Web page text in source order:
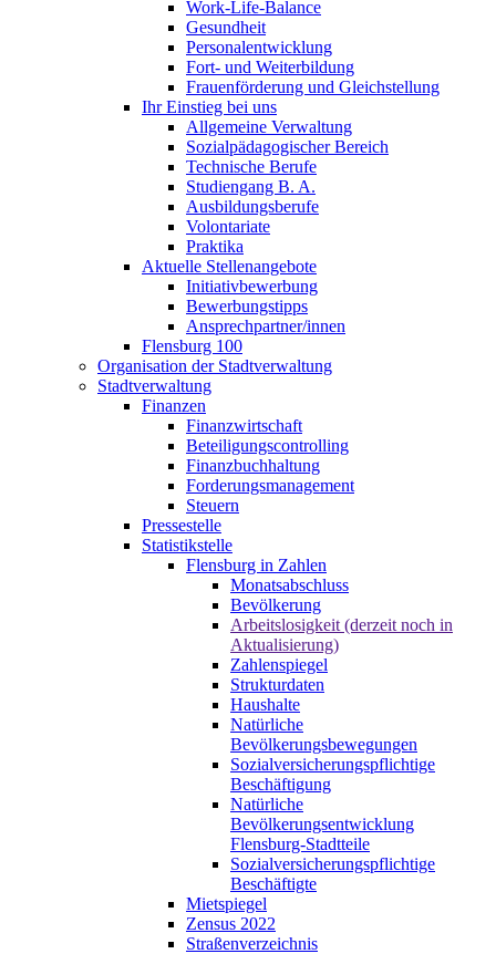
Work-Life-Balance
Gesundheit
Personalentwicklung
Fort- und Weiterbildung
Frauenförderung und Gleichstellung
Ihr Einstieg bei uns
Allgemeine Verwaltung
Sozialpädagogischer Bereich
Technische Berufe
Studiengang B. A.
Ausbildungsberufe
Volontariate
Praktika
Aktuelle Stellenangebote
Initiativbewerbung
Bewerbungstipps
Ansprechpartner/innen
Flensburg 100
Organisation der Stadtverwaltung
Stadtverwaltung
Finanzen
Finanzwirtschaft
Beteiligungscontrolling
Finanzbuchhaltung
Forderungsmanagement
Steuern
Pressestelle
Statistikstelle
Flensburg in Zahlen
Monatsabschluss
Bevölkerung
Arbeitslosigkeit (derzeit noch in
Aktualisierung)
Zahlenspiegel
Strukturdaten
Haushalte
Natürliche
Bevölkerungsbewegungen
Sozialversicherungspflichtige
Beschäftigung
Natürliche
Bevölkerungsentwicklung
Flensburg-Stadtteile
Sozialversicherungspflichtige
Beschäftigte
Mietspiegel
Zensus 2022
Straßenverzeichnis